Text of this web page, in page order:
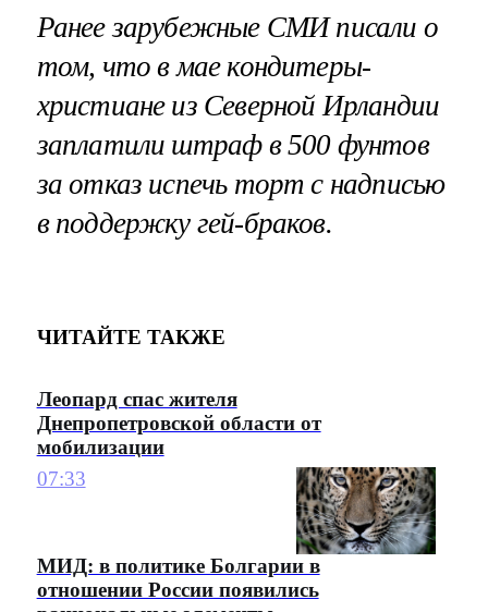
Ранее зарубежные СМИ писали о
том, что в мае кондитеры-
христиане из Северной Ирландии
заплатили штраф в 500 фунтов
за отказ испечь торт с надписью
в поддержку гей-браков.
ЧИТАЙТЕ ТАКЖЕ
Леопард спас жителя
Днепропетровской области от
мобилизации
07:33
МИД: в политике Болгарии в
отношении России появились